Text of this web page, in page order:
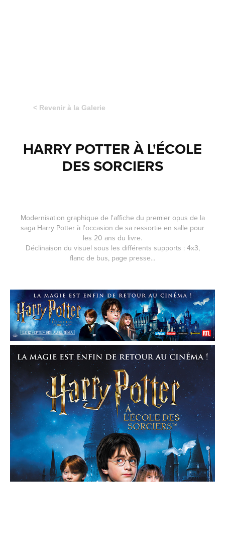
< Revenir à la Galerie
HARRY POTTER À L'ÉCOLE
DES SORCIERS
Modernisation graphique de l'affiche du premier opus de la
saga Harry Potter à l'occasion de sa ressortie en salle pour
les 20 ans du livre.
Déclinaison du visuel sous les différents supports : 4x3,
flanc de bus, page presse...